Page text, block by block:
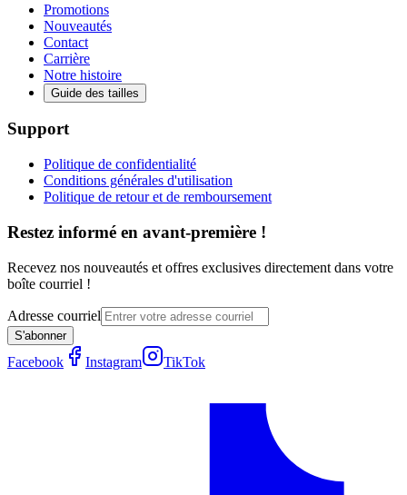
Promotions
Nouveautés
Contact
Carrière
Notre histoire
Guide des tailles
Support
Politique de confidentialité
Conditions générales d'utilisation
Politique de retour et de remboursement
Restez informé en avant-première !
Recevez nos nouveautés et offres exclusives directement dans votre
boîte courriel !
Adresse courriel
S'abonner
Facebook Instagram TikTok